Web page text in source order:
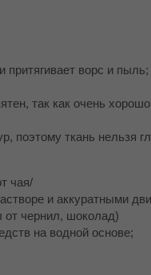
притягивает ворс и пыль;
так как очень
поэтому ткань нельзя
чая/
и аккуратными
от чернил, шоколад)
на водной основе;